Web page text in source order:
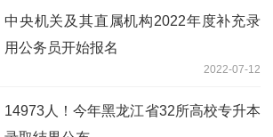
中央机关及其直属机构2022年度补充录
用公务员开始报名
2022-07-12
14973人！今年黑龙江省32所高校专升本